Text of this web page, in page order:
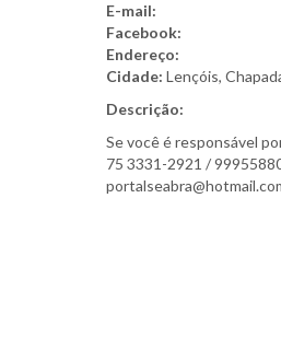
E-mail:
Facebook:
Endereço:
Cidade: Lençóis,
Descrição:
Se você é responsável
75 3331-2921 /